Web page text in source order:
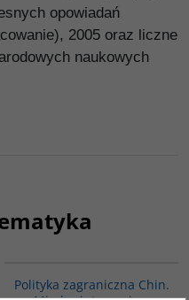
opowiadań
2005 oraz liczne
naukowych
Polityka zagraniczna Chin.